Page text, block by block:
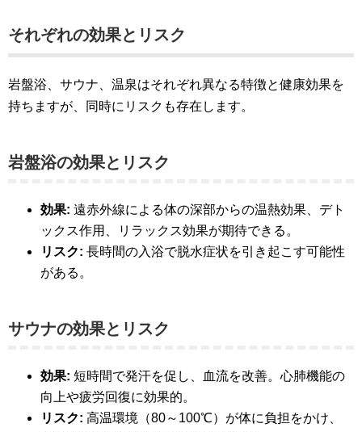
それぞれの効果とリスク
岩盤浴、サウナ、温泉はそれぞれ異なる特徴と健康効果を
持ちますが、同時にリスクも存在します。
岩盤浴の効果とリスク
効果: 遠赤外線による体の深部からの温熱効果、デト
ックス作用、リラックス効果が期待できる。
リスク: 長時間の入浴で脱水症状を引き起こす可能性
がある。
サウナの効果とリスク
効果: 短時間で発汗を促し、血流を改善。心肺機能の
向上や疲労回復に効果的。
リスク: 高温環境（80～100℃）が体に負担をかけ、